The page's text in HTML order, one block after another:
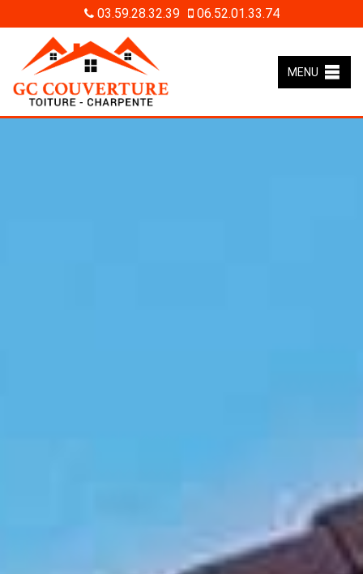
03.59.28.32.39 06.52.01.33.74
MENU